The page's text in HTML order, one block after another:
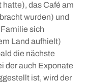
das Café am
wurden) und
sich
Land aufhielt)
die nächste
der auch Exponate
ist, wird der